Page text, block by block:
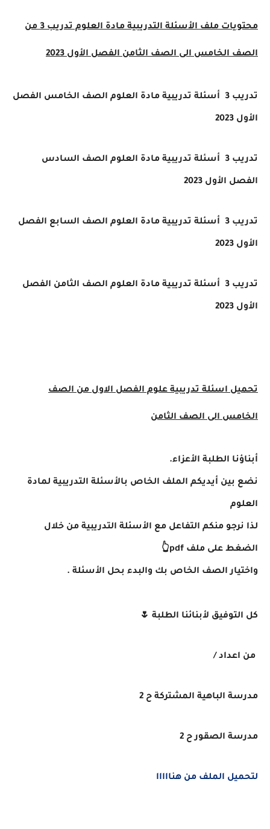
محتويات ملف الأسئلة التدريبية مادة العلوم تدريب 3 من
الصف الخامس الى الصف الثامن الفصل الأول 2023
تدريب 3 أسئلة تدريبية مادة العلوم الصف الخامس الفصل
الأول 2023
تدريب 3 أسئلة تدريبية مادة العلوم الصف السادس
الفصل الأول 2023
تدريب 3 أسئلة تدريبية مادة العلوم الصف السابع الفصل
الأول 2023
تدريب 3 أسئلة تدريبية مادة العلوم الصف الثامن الفصل
الأول 2023
تحميل اسئلة تدريبيةعلوم الفصل الاول من الصف
الخامس الى الصف الثامن
أبناؤنا الطلبة الأعزاء.
نضع بين أيديكم الملف الخاص بالأسئلة التدريبية لمادة
العلوم
لذا نرجو منكم التفاعل مع الأسئلة التدريبية من خلال
الضغط على ملف pdf👆
واختيار الصف الخاص بك والبدء بحل الأسئلة .
كل التوفيق لأبنائنا الطلبة 🌷
من اعداد /
مدرسة الباهية المشتركة ح 2
مدرسة الصقور ح 2
لتحميل الملف من هنااااا